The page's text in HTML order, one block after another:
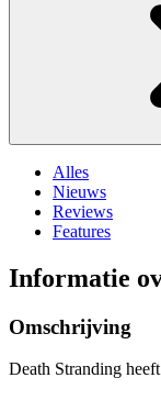
Alles
Nieuws
Reviews
Features
Informatie
Omschrijving
Death Stranding